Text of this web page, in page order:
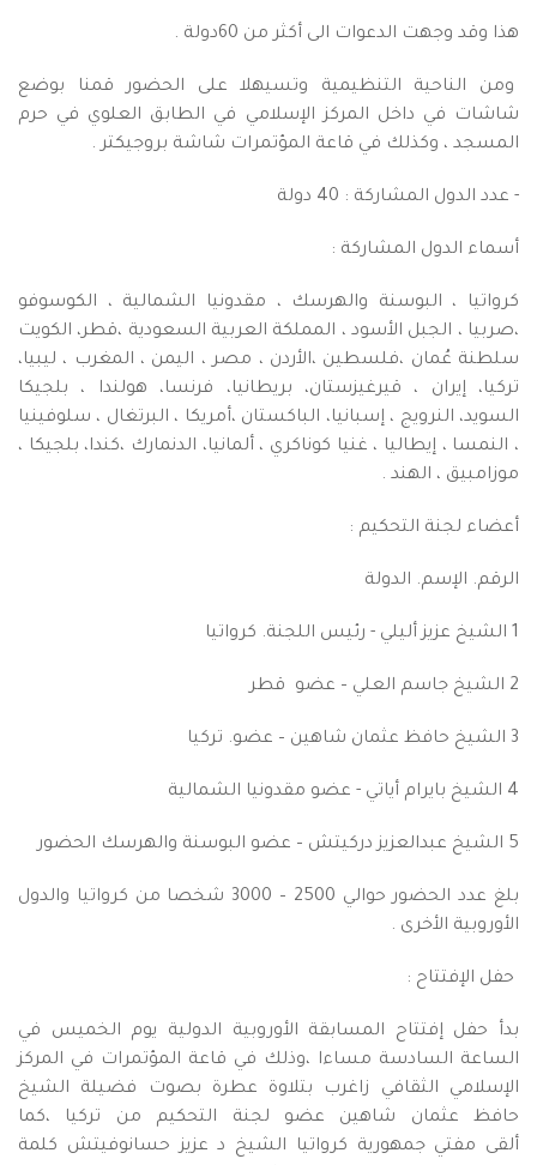
هذا وقد وجهت الدعوات الى أكثر من 60دولة .
ومن الناحية التنظيمية وتسيهلا على الحضور قمنا بوضع
شاشات في داخل المركز الإسلامي في الطابق العلوي في حرم
المسجد ، وكذلك في قاعة المؤتمرات شاشة بروجيكتر .
- عدد الدول المشاركة : 40 دولة
أسماء الدول المشاركة :
كرواتيا ، البوسنة والهرسك ، مقدونيا الشمالية ، الكوسوفو
،صربيا ، الجبل الأسود ، المملكة العربية السعودية ،قطر، الكويت
سلطنة عُمان ،فلسطين ،الأردن ، مصر ، اليمن ، المغرب ، ليبيا،
تركيا، إيران ، قيرغيزستان، بريطانيا، فرنسا، هولندا ، بلجيكا
السويد، النرويج ، إسبانيا، الباكستان ،أمريكا ، البرتغال ، سلوفينيا
، النمسا ، إيطاليا ، غنيا كوناكري ، ألمانيا، الدنمارك ،كندا، بلجيكا ،
موزامبيق ، الهند .
أعضاء لجنة التحكيم :
الرقم. الإسم. الدولة
1 الشيخ عزيز أليلي - رئيس اللجنة. كرواتيا
2 الشيخ جاسم العلي – عضو قطر
3 الشيخ حافظ عثمان شاهين – عضو. تركيا
4 الشيخ بايرام أياتي - عضو مقدونيا الشمالية
5 الشيخ عبدالعزيز دركيتش – عضو البوسنة والهرسك الحضور
بلغ عدد الحضور حوالي 2500 – 3000 شخصا من كرواتيا والدول
الأوروبية الأخرى .
حفل الإفتتاح :
بدأ حفل إفتتاح المسابقة الأوروبية الدولية يوم الخميس في
الساعة السادسة مساءا ،وذلك في قاعة المؤتمرات في المركز
الإسلامي الثقافي زاغرب بتلاوة عطرة بصوت فضيلة الشيخ
حافظ عثمان شاهين عضو لجنة التحكيم من تركيا ،كما
ألقى مفتي جمهورية كرواتيا الشيخ د عزيز حسانوفيتش كلمة